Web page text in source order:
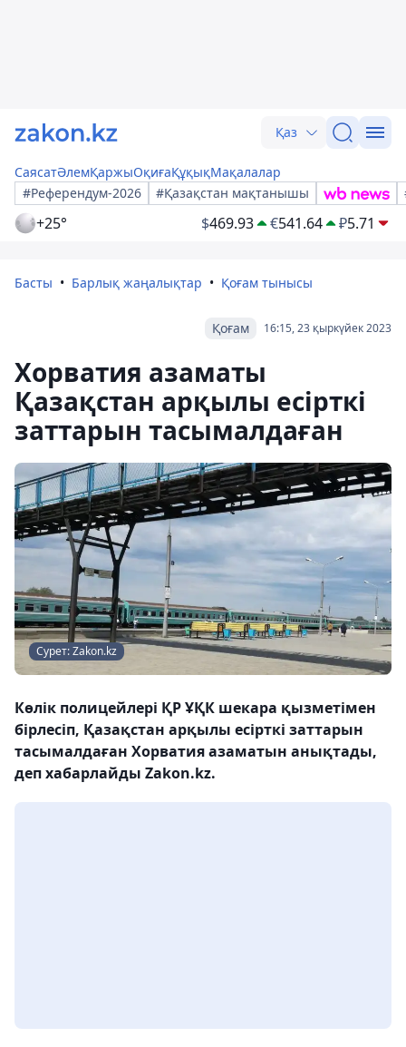
Қаз
СаясатӘлемҚаржыОқиғаҚұқықМақалалар
#Референдум-2026
#Қазақстан мақтанышы
+25° $469.93 €541.64 ₽5.71
Басты Барлық жаңалықтар Қоғам тынысы
16:15, 23 қыркүйек 2023
Қоғам
Хорватия азаматы
Қазақстан арқылы есірткі
заттарын тасымалдаған
Сурет: Zakon.kz
Көлік полицейлері ҚР ҰҚК шекара қызметімен
бірлесіп, Қазақстан арқылы есірткі заттарын
тасымалдаған Хорватия азаматын анықтады,
деп хабарлайды Zakon.kz.